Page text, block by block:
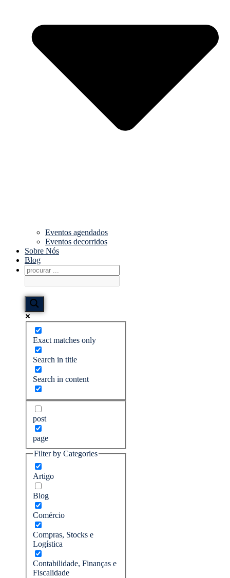
Eventos agendados
Eventos decorridos
Sobre Nós
Blog
Exact matches only
Search in title
Search in content
post
page
Filter by Categories
Artigo
Blog
Comércio
Compras, Stocks e
Logística
Contabilidade, Finanças e
Fiscalidade